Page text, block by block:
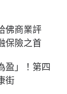
佛商業評
保險之首
盈」！第四
街